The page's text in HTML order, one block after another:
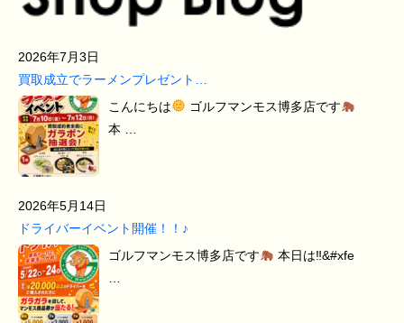
2026年7月3日
買取成立でラーメンプレゼント…
こんにちは
ゴルフマンモス博多店です
本 …
2026年5月14日
ドライバーイベント開催！！♪
ゴルフマンモス博多店です
本日は‼&#xfe